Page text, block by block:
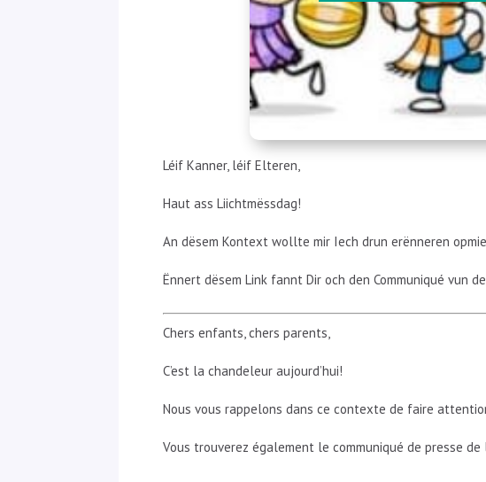
Léif Kanner, léif Elteren,
Haut ass Liichtmëssdag!
An dësem Kontext wollte mir Iech drun erënneren
Ënnert dësem Link fannt Dir och den Communiqué vun
Chers enfants, chers parents,
C’est la chandeleur aujourd’hui!
Nous vous rappelons dans ce contexte de faire
Vous trouverez également le communiqué de presse